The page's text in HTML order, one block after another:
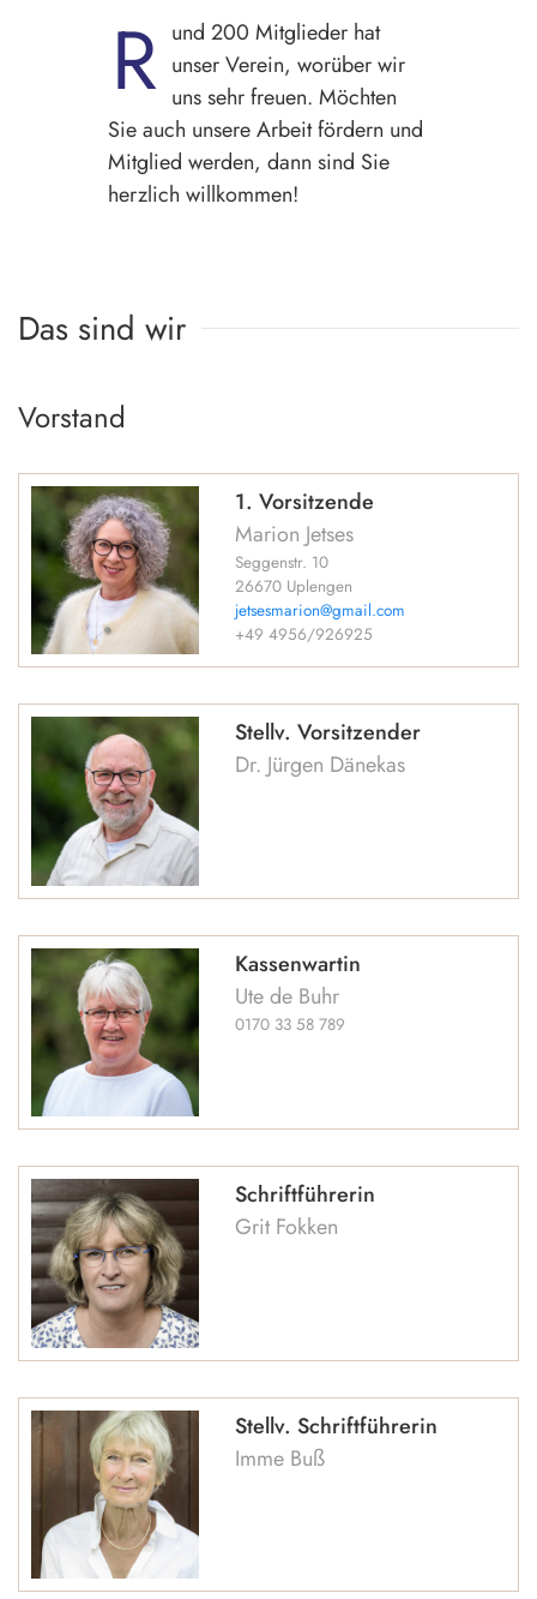
R und 200 Mitglieder hat
unser Verein, worüber wir
uns sehr freuen. Möchten
Sie auch unsere Arbeit fördern und
Mitglied werden, dann sind Sie
herzlich willkommen!
Das sind wir
Vorstand
1. Vorsitzende
Marion Jetses
Seggenstr. 10
26670 Uplengen
jetsesmarion@gmail.com
+49 4956/926925
Stellv. Vorsitzender
Dr. Jürgen Dänekas
Kassenwartin
Ute de Buhr
0170 33 58 789
Schriftführerin
Grit Fokken
Stellv. Schriftführerin
Imme Buß